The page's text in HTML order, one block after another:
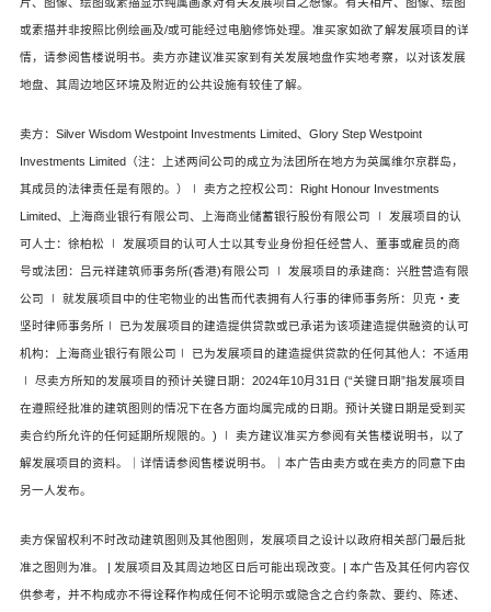
或素描并非按照比例绘画及/或可能经过电脑修饰处理。准买家如欲了解发展项目的详
情，请参阅售楼说明书。卖方亦建议准买家到有关发展地盘作实地考察，以对该发展
地盘、其周边地区环境及附近的公共设施有较佳了解。
卖方：Silver Wisdom Westpoint Investments Limited、Glory Step Westpoint
Investments Limited（注：上述两间公司的成立为法团所在地方为英属维尔京群岛，
其成员的法律责任是有限的。）∣ 卖方之控权公司：Right Honour Investments
Limited、上海商业银行有限公司、上海商业储蓄银行股份有限公司 ∣ 发展项目的认
可人士：徐柏松 ∣ 发展项目的认可人士以其专业身份担任经营人、董事或雇员的商
号或法团：吕元祥建筑师事务所(香港)有限公司 ∣ 发展项目的承建商：兴胜营造有限
公司 ∣ 就发展项目中的住宅物业的出售而代表拥有人行事的律师事务所：贝克‧麦
坚时律师事务所∣ 已为发展项目的建造提供贷款或已承诺为该项建造提供融资的认可
机构：上海商业银行有限公司∣ 已为发展项目的建造提供贷款的任何其他人：不适用
∣ 尽卖方所知的发展项目的预计关键日期：2024年10月31日 (“关键日期”指发展项目
在遵照经批准的建筑图则的情况下在各方面均属完成的日期。预计关键日期是受到买
卖合约所允许的任何延期所规限的。) ∣ 卖方建议准买方参阅有关售楼说明书，以了
解发展项目的资料。｜详情请参阅售楼说明书。｜本广告由卖方或在卖方的同意下由
另一人发布。
卖方保留权利不时改动建筑图则及其他图则，发展项目之设计以政府相关部门最后批
准之图则为准。 | 发展项目及其周边地区日后可能出现改变。| 本广告及其任何内容仅
供参考，并不构成亦不得诠释作构成任何不论明示或隐含之合约条款、要约、陈述、